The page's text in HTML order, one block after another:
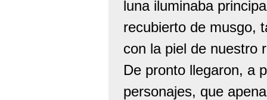
luna iluminaba
recubierto de musgo,
con la piel de nuestro
De pronto llegaron, a
personajes, que